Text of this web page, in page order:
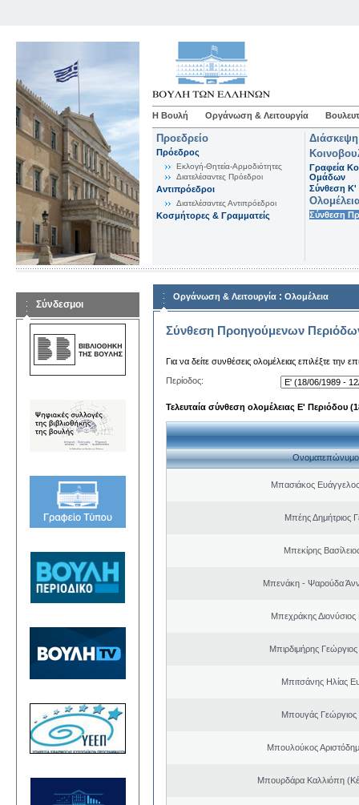
Η Βουλή Οργάνωση & Λειτουργία
Προεδρείο
Πρόεδρος
Εκλογή-Θητεία-Αρμοδιότητες
Διατελέσαντες Πρόεδροι
Αντιπρόεδροι
Διατελέσαντες Αντιπρόεδροι
Κοσμήτορες & Γραμματείς
Γραφεία
Ομάδων
Σύνθεση K'
Σύνθεση
Σύνδεσμοι
Οργάνωση & Λειτουργία : Ολομέλεια
Σύνθεση Προηγούμενων
Για να δείτε συνθέσεις ολομέλειας επιλέξτε την
Περίοδος:
Τελευταία σύνθεση ολομέλειας Ε' Περιόδου
Ονοματεπώνυμο
Μπασιάκος
Μπέης Δημήτριος
Μπεκίρης
Μπενάκη - Ψαρούδα
Μπεχράκης Διονύσιος
Μπιρδιμήρης
Μπιτσάνης Ηλίας
Μπουγάς Γεώργιος
Μπουλούκος
Μπουρδάρα Καλλιόπη